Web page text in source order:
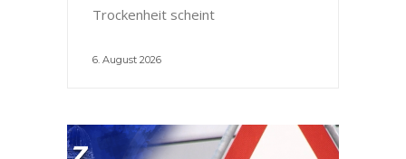
Trockenheit scheint
6. August 2026